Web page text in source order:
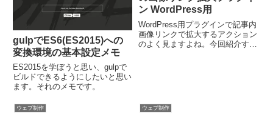
gulpでES6(ES2015)への
変換環境の基本設定メモ
ES2015を学ぼうと思い、gulpで
ビルドできるようにしたいと思い
ます。それのメモです。
ン WordPress用
WordPress用プラグインで記事内
画像リンクで拡大するアクション
のよく見ますよね。今回紹介する
ウェブ制作 ウェブ制作